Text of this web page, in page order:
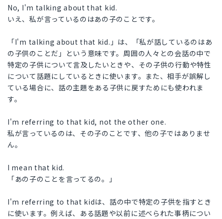
No, I'm talking about that kid.
いえ、私が言っているのはあの子のことです。
「I'm talking about that kid.」は、「私が話しているのはあ
の子供のことだ」という意味です。周囲の人々との会話の中で
特定の子供について言及したいときや、その子供の行動や特性
について話題にしているときに使います。また、相手が誤解し
ている場合に、話の主題をある子供に戻すためにも使われま
す。
I'm referring to that kid, not the other one.
私が言っているのは、その子のことです、他の子ではありませ
ん。
I mean that kid.
「あの子のことを言ってるの。」
I'm referring to that kidは、話の中で特定の子供を指すとき
に使います。例えば、ある話題や以前に述べられた事柄につい